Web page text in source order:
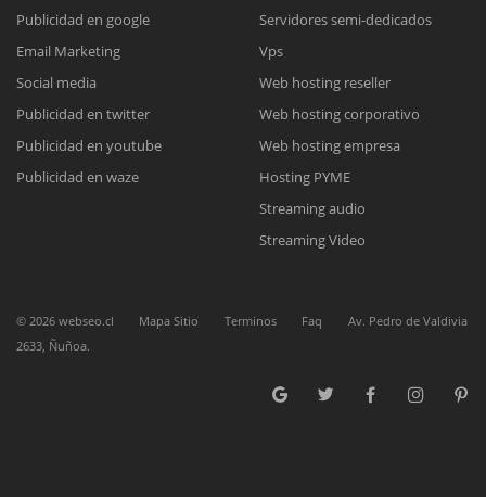
Reunión online
Nuestros ejecutivos le enviarán un correo electrónico con el enlace a
Meet para la reunión online.
Cotización
Complete el formulario y nos contactaremos a la brevedad.
Chat Online
para enviarnos un correo electrónico con sus datos personales.
Publicidad en google
Email Marketing
Social media
Publicidad en twitter
Publicidad en youtube
Publicidad en waze
Servidores semi-dedicados
Vps
Web hosting reseller
Web hosting corporativo
Web hosting empresa
Hosting PYME
Streaming audio
Streaming Video
© 2026 webseo.cl Mapa Sitio Terminos Faq
Av. Pedro de Valdivia
2633, Ñuñoa.